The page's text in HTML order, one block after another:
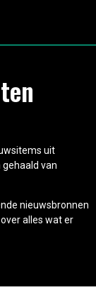
uit
van
nieuwsbronnen
alles wat er